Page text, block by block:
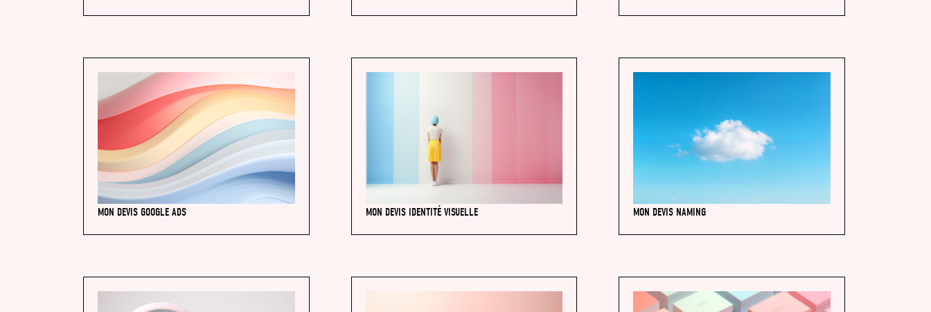
MON DEVIS GOOGLE ADS MON DEVIS IDENTITÉ VISUELLE MON DEVIS NAMING